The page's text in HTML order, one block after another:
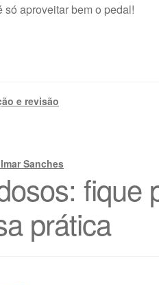
só aproveitar bem o pedal!
e revisão
Sanches
fique
prática